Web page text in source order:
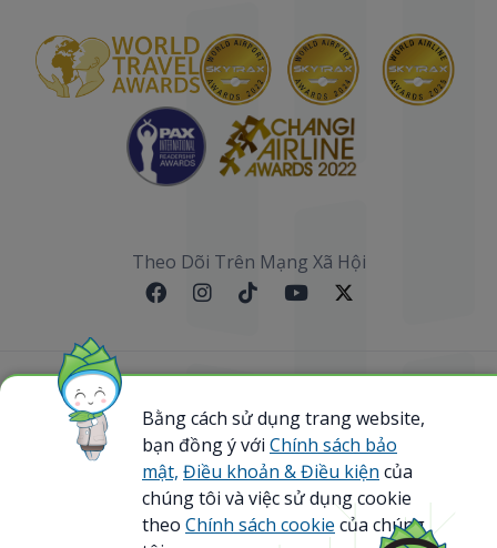
Theo Dõi Trên Mạng Xã Hội
Sơ đồ website
@ 2023 Bamboo Airways Copyright. All Rights
Reserved.
Business Registration Code: 0107867370
Bằng cách sử dụng trang website,
bạn đồng ý với Chính sách bảo
mật, Điều khoản & Điều kiện của
chúng tôi và việc sử dụng cookie
theo Chính sách cookie của chúng